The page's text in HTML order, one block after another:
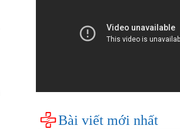
Bài viết mới nhất